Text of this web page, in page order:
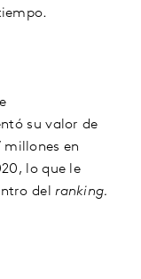
su valor de
millones en
, lo que le
delranking.